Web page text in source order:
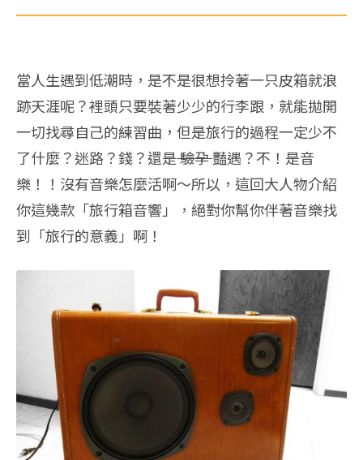
當人生遇到低潮時，是不是很想拎著一只皮箱就浪
跡天涯呢？裡頭只要裝著少少的行李跟，就能拋開
一切找尋自己的練習曲，但是旅行的過程一定少不
了什麼？迷路？錢？還是驗孕豔遇？不！是音
樂！！沒有音樂怎麼活啊～所以，這回大人物介紹
你這幾款「旅行箱音響」，絕對你幫你伴著音樂找
到「旅行的意義」啊！